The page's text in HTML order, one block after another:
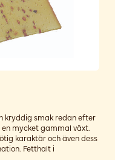
kryddig smak redan efter
mycket gammal växt.
karaktär och även dess
Fetthalt i